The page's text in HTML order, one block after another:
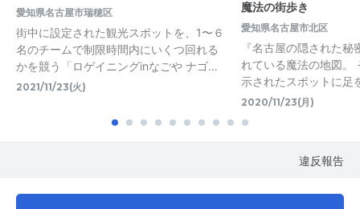
愛知県名古屋市瑞穂区
街中に設定された観光スポットを、1〜６
名のチームで制限時間内にいくつ回れる
かを競う「ロゲイニングinなごや ナゴ…
2021/11/23(火)
魔法の街歩き
愛知県名古屋市北区
『名古屋の隠された
れている魔法の地図。
示されたスポットに
2020/11/23(月)
違反報告